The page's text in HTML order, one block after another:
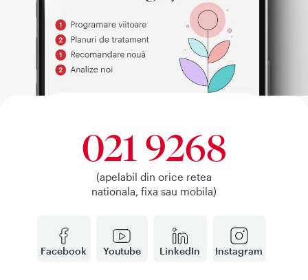
Facebook Youtube LinkedIn Instagram
021 9268
(apelabil din orice retea
nationala, fixa sau mobila)